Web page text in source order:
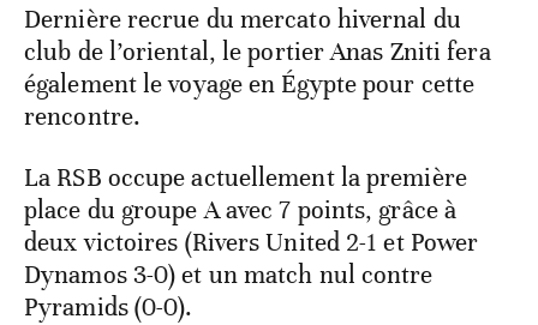
Dernière recrue du mercato hivernal du
club de l’oriental, le portier Anas Zniti fera
également le voyage en Égypte pour cette
rencontre.
La RSB occupe actuellement la première
place du groupe A avec 7 points, grâce à
deux victoires (Rivers United 2-1 et Power
Dynamos 3-0) et un match nul contre
Pyramids (0-0).